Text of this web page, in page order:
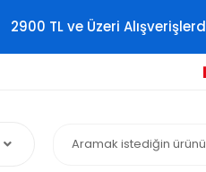
2900 TL ve Üzeri